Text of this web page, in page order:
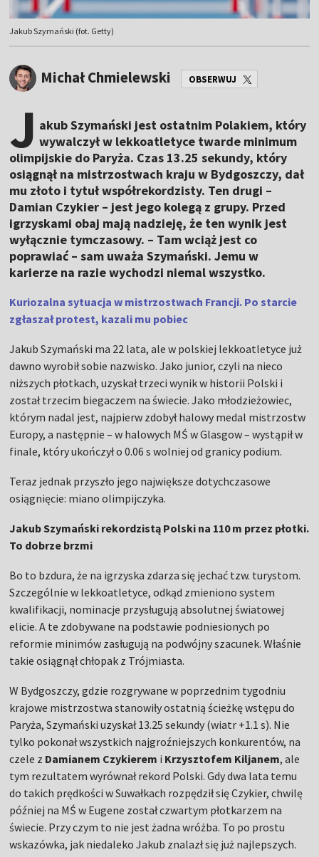
Jakub Szymański (fot. Getty)
Michał Chmielewski OBSERWUJ
J akub Szymański jest ostatnim Polakiem, który
wywalczył w lekkoatletyce twarde minimum
olimpijskie do Paryża. Czas 13.25 sekundy, który
osiągnął na mistrzostwach kraju w Bydgoszczy, dał
mu złoto i tytuł współrekordzisty. Ten drugi –
Damian Czykier – jest jego kolegą z grupy. Przed
igrzyskami obaj mają nadzieję, że ten wynik jest
wyłącznie tymczasowy. – Tam wciąż jest co
poprawiać – sam uważa Szymański. Jemu w
karierze na razie wychodzi niemal wszystko.
Kuriozalna sytuacja w mistrzostwach Francji. Po starcie
zgłaszał protest, kazali mu pobiec
Jakub Szymański ma 22 lata, ale w polskiej lekkoatletyce już
dawno wyrobił sobie nazwisko. Jako junior, czyli na nieco
niższych płotkach, uzyskał trzeci wynik w historii Polski i
został trzecim biegaczem na świecie. Jako młodzieżowiec,
którym nadal jest, najpierw zdobył halowy medal mistrzostw
Europy, a następnie – w halowych MŚ w Glasgow – wystąpił w
finale, który ukończył o 0.06 s wolniej od granicy podium.
Teraz jednak przyszło jego największe dotychczasowe
osiągnięcie: miano olimpijczyka.
Jakub Szymański rekordzistą Polski na 110 m przez płotki.
To dobrze brzmi
Bo to bzdura, że na igrzyska zdarza się jechać tzw. turystom.
Szczególnie w lekkoatletyce, odkąd zmieniono system
kwalifikacji, nominacje przysługują absolutnej światowej
elicie. A te zdobywane na podstawie podniesionych po
reformie minimów zasługują na podwójny szacunek. Właśnie
takie osiągnął chłopak z Trójmiasta.
W Bydgoszczy, gdzie rozgrywane w poprzednim tygodniu
krajowe mistrzostwa stanowiły ostatnią ścieżkę wstępu do
Paryża, Szymański uzyskał 13.25 sekundy (wiatr +1.1 s). Nie
tylko pokonał wszystkich najgroźniejszych konkurentów, na
czele z Damianem Czykierem i Krzysztofem Kiljanem, ale
tym rezultatem wyrównał rekord Polski. Gdy dwa lata temu
do takich prędkości w Suwałkach rozpędził się Czykier, chwilę
później na MŚ w Eugene został czwartym płotkarzem na
świecie. Przy czym to nie jest żadna wróżba. To po prostu
wskazówka, jak niedaleko Jakub znalazł się już najlepszych.